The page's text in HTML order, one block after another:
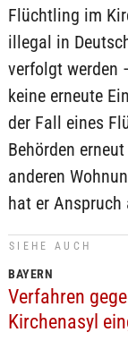
Flüchtling im
illegal in
verfolgt werden
keine erneute
der Fall eines
Behörden
anderen
hat er Anspruch
SIEHE AUCH
BAYERN
Verfahren
Kirchenasyl